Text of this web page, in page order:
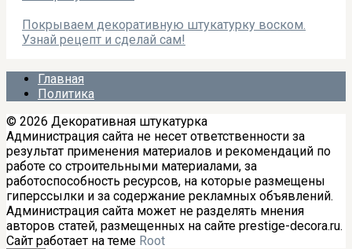
Покрываем декоративную штукатурку воском.
Узнай рецепт и сделай сам!
Главная
Политика
© 2026 Декоративная штукатурка
Администрация сайта не несет ответственности за
результат применения материалов и рекомендаций по
работе со строительными материалами, за
работоспособность ресурсов, на которые размещены
гиперссылки и за содержание рекламных объявлений.
Администрация сайта может не разделять мнения
авторов статей, размещенных на сайте prestige-decora.ru.
Сайт работает на теме Root